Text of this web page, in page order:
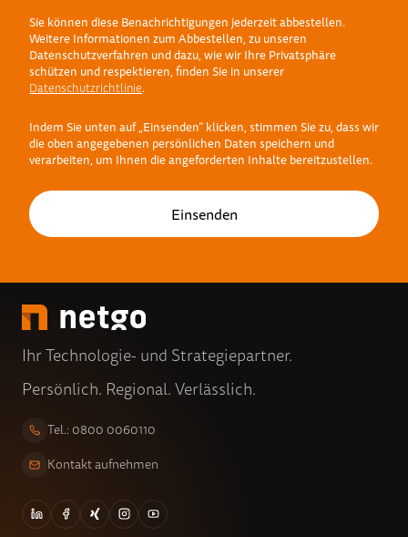
Sie können diese Benachrichtigungen jederzeit abbestellen.
Weitere Informationen zum Abbestellen, zu unseren
Datenschutzverfahren und dazu, wie wir Ihre Privatsphäre
schützen und respektieren, finden Sie in unserer
Datenschutzrichtlinie.
Indem Sie unten auf „Einsenden“ klicken, stimmen Sie zu, dass wir
die oben angegebenen persönlichen Daten speichern und
verarbeiten, um Ihnen die angeforderten Inhalte bereitzustellen.
Ihr Technologie- und Strategiepartner.
Persönlich. Regional. Verlässlich.
Tel.: 0800 0060110
Kontakt aufnehmen